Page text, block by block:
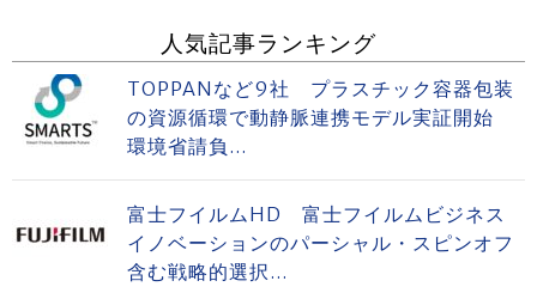
人気記事ランキング
TOPPANなど9社 プラスチック容器包装
の資源循環で動静脈連携モデル実証開始
環境省請負...
富士フイルムHD 富士フイルムビジネス
イノベーションのパーシャル・スピンオフ
含む戦略的選択...